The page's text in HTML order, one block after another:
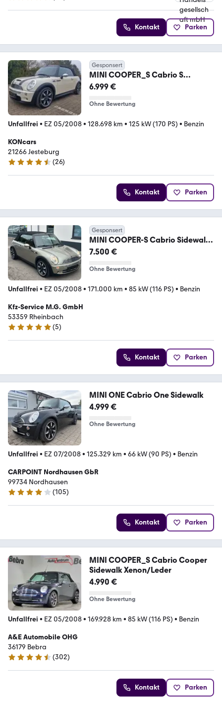
Kontakt Parken
Gesponsert
MINI COOPER_S Cabrio S
Sidewalk
6.999 €
Ohne Bewertung
Unfallfrei • EZ 05/2008• 128.698 km • 125 kW (170 PS) • Benzin
KONcars
21266 Jesteburg
4.4 Sterne
(26)
Kontakt Parken
Gesponsert
MINI COOPER-S Cabrio Sidewalk
AUTOMATIK/HU2028/ KLIMA
7.500 €
Ohne Bewertung
Unfallfrei • EZ 05/2008• 171.000 km • 85 kW (116 PS) • Benzin
Kfz-Service M.G. GmbH
53359 Rheinbach
4.8 Sterne
(5)
Kontakt Parken
MINI ONE Cabrio One Sidewalk
4.999 €
Ohne Bewertung
Unfallfrei • EZ 07/2008• 125.329 km • 66 kW (90 PS) • Benzin
CARPOINT Nordhausen GbR
99734 Nordhausen
4.1 Sterne
(105)
Kontakt Parken
MINI COOPER_S Cabrio Cooper
Sidewalk Xenon/Leder
4.990 €
Ohne Bewertung
Unfallfrei • EZ 05/2008• 169.928 km • 85 kW (116 PS) • Benzin
A&E Automobile OHG
36179 Bebra
4.3 Sterne
(302)
Kontakt Parken